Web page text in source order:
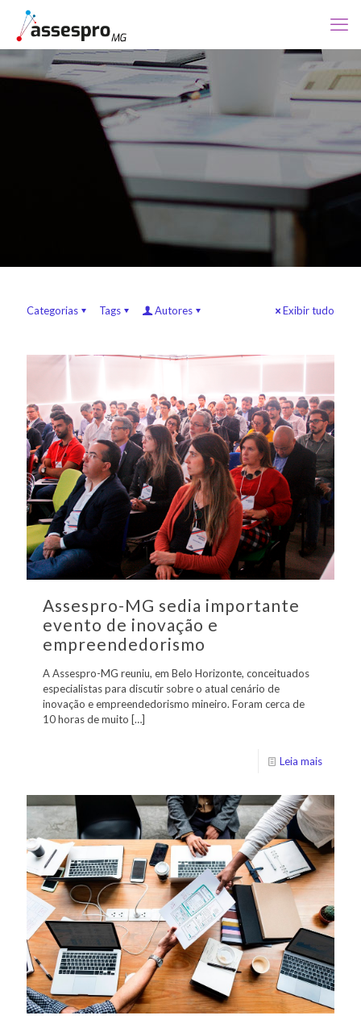
Categorias Tags Autores Exibir tudo
Assespro-MG sedia importante
evento de inovação e
empreendedorismo
A Assespro-MG reuniu, em Belo Horizonte, conceituados
especialistas para discutir sobre o atual cenário de
inovação e empreendedorismo mineiro. Foram cerca de
10 horas de muito […]
Leia mais